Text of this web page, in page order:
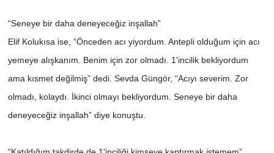
“Seneye bir daha deneyeceğiz inşallah”
Elif Kolukısa ise, “Önceden acı yiyordum. Antepli olduğum için acı
yemeye alışkanım. Benim için zor olmadı. 1'incilik bekliyordum
ama kısmet değilmiş” dedi. Sevda Güngör, “Acıyı severim. Zor
olmadı, kolaydı. İkinci olmayı bekliyordum. Seneye bir daha
deneyeceğiz inşallah” diye konuştu.